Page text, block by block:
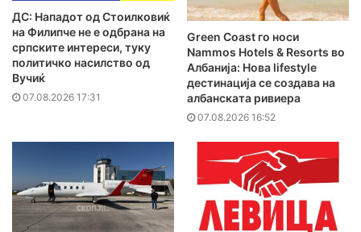
ДС: Нападот од Стоилковиќ
на Филипче не е одбрана на
српските интереси, туку
политичко насилство од
Вучиќ
07.08.2026 17:31
Green Coast го носи
Nammos Hotels & Resorts во
Албанија: Нова lifestyle
дестинација се создава на
албанската ривиера
07.08.2026 16:52